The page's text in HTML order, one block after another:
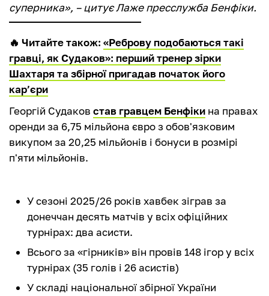
суперника», – цитує Лаже пресслужба Бенфіки.
🔥 Читайте також: «Реброву подобаються такі
гравці, як Судаков»: перший тренер зірки
Шахтаря та збірної пригадав початок його
кар’єри
Георгій Судаков став гравцем Бенфіки на правах
оренди за 6,75 мільйона євро з обов'язковим
викупом за 20,25 мільйонів і бонуси в розмірі
п'яти мільйонів.
У сезоні 2025/26 років хавбек зіграв за
донеччан десять матчів у всіх офіційних
турнірах: два асисти.
Всього за «гірників» він провів 148 ігор у всіх
турнірах (35 голів і 26 асистів)
У складі національної збірної України